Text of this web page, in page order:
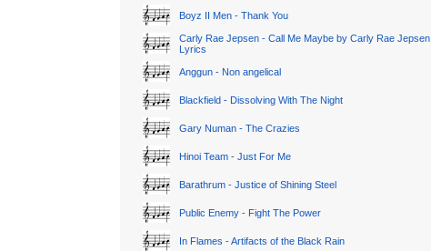
Boyz II Men - Thank You
Carly Rae Jepsen - Call Me Maybe by Carly Rae Jepsen
Lyrics
Anggun - Non angelical
Blackfield - Dissolving With The Night
Gary Numan - The Crazies
Hinoi Team - Just For Me
Barathrum - Justice of Shining Steel
Public Enemy - Fight The Power
In Flames - Artifacts of the Black Rain